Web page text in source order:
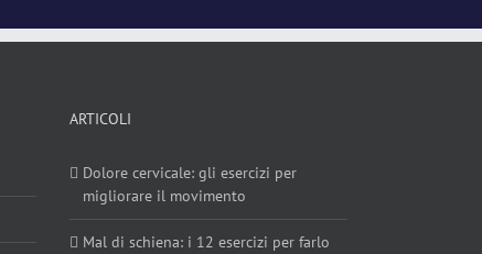
ARTICOLI
Dolore cervicale: gli esercizi per
migliorare il movimento
Mal di schiena: i 12 esercizi per farlo